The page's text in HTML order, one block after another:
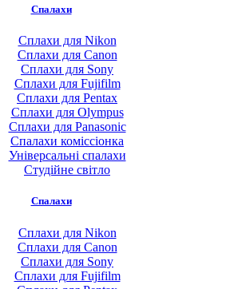
Спалахи
Сплахи для Nikon
Сплахи для Canon
Сплахи для Sony
Сплахи для Fujifilm
Сплахи для Pentax
Сплахи для Olympus
Сплахи для Panasonic
Спалахи коміссіонка
Універсальні спалахи
Студійне світло
Спалахи
Сплахи для Nikon
Сплахи для Canon
Сплахи для Sony
Сплахи для Fujifilm